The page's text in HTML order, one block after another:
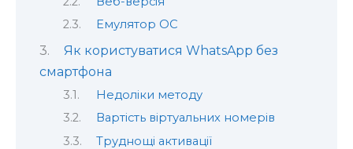
Емулятор ОС
Як користуватися WhatsApp без
смартфона
Недоліки методу
Вартість віртуальних номерів
Труднощі активації